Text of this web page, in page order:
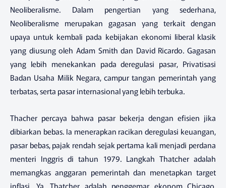
Neoliberalisme. Dalam pengertian yang sederhana,
Neoliberalisme merupakan gagasan yang terkait dengan
upaya untuk kembali pada kebijakan ekonomi liberal klasik
yang diusung oleh Adam Smith dan David Ricardo. Gagasan
yang lebih menekankan pada deregulasi pasar, Privatisasi
Badan Usaha Milik Negara, campur tangan pemerintah yang
terbatas, serta pasar internasional yang lebih terbuka.
Thacher percaya bahwa pasar bekerja dengan efisien jika
dibiarkan bebas. Ia menerapkan racikan deregulasi keuangan,
pasar bebas, pajak rendah sejak pertama kali menjadi perdana
menteri Inggris di tahun 1979. Langkah Thatcher adalah
memangkas anggaran pemerintah dan menetapkan target
inflasi. Ya, Thatcher adalah penggemar ekonom Chicago,